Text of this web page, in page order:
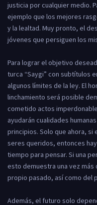
justicia por cualquier medio.
ejemplo que los mejores
y la lealtad. Muy pronto, el
jóvenes que persiguen los
Para lograr el objetivo
turca “Saygi” con subtítulos
algunos límites de la ley. El
linchamiento será posible
cometido actos
ayudarán cualidades
principios. Solo que ahora, si
seres queridos, entonces
tiempo para pensar. Si una
esto demuestra una vez
propio pasado, así como del
Además, el futuro solo